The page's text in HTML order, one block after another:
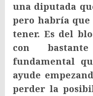
una diputada
pero habría que
tener. Es del
con
fundamental
ayude
perder la